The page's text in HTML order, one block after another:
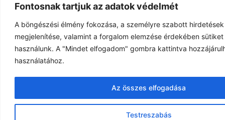
Fontosnak tartjuk az adatok védelmét
A böngészési élmény fokozása, a személyre szabott
megjelenítése, valamint a forgalom elemzése érdekében
használunk. A "Mindet elfogadom" gombra kattintva
használatához.
Testreszabás
Az összes elfogadása